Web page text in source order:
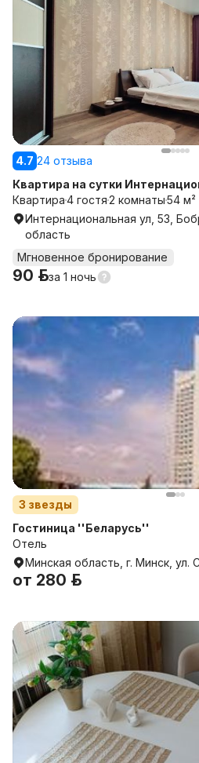
4.7 24 отзыва
Квартира на сутки
Квартира4 гостя2 комнаты54 м²
Интернациональная ул, 53,
область
Мгновенное бронирование
90 р.за 1 ночь
3 звезды
Гостиница ''Беларусь''
Отель
Минская область, г. Минск, ул.
от 280 р.